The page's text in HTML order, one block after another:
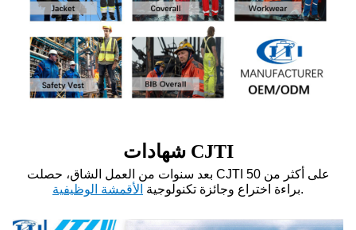
شهادات CJTI
بعد سنوات من العمل الشاق، حصلت CJTI على أكثر من 50
براءة اختراع وجائزة تكنولوجية الأقمشة الوظيفية .